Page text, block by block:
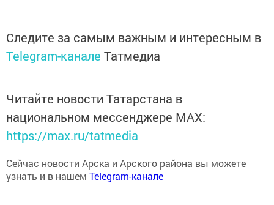
Telegram-каналеТатмедиа
национальном мессенджере MАХ:
https://max.ru/tatmedia
узнать и в нашемTelegram-канале